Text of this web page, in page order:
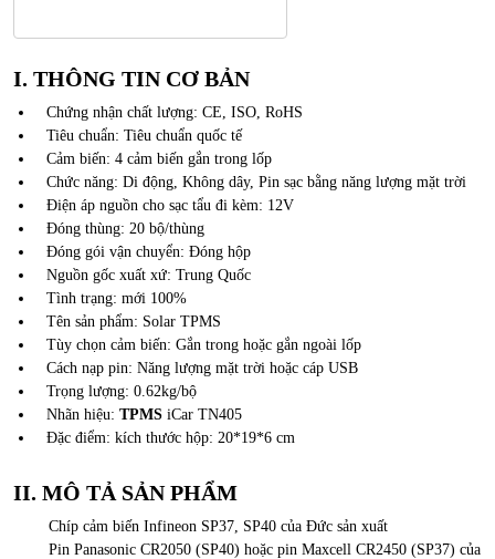
I. THÔNG TIN CƠ BẢN
Chứng nhận chất lượng: CE, ISO, RoHS
Tiêu chuẩn: Tiêu chuẩn quốc tế
Cảm biến: 4 cảm biến gắn trong lốp
Chức năng: Di động, Không dây, Pin sạc bằng năng lượng mặt trời
Điện áp nguồn cho sạc tẩu đi kèm: 12V
Đóng thùng: 20 bộ/thùng
Đóng gói vận chuyển: Đóng hộp
Nguồn gốc xuất xứ: Trung Quốc
Tình trạng: mới 100%
Tên sản phẩm: Solar TPMS
Tùy chọn cảm biến: Gắn trong hoặc gắn ngoài lốp
Cách nạp pin: Năng lượng mặt trời hoặc cáp USB
Trọng lượng: 0.62kg/bộ
Nhãn hiệu: TPMS iCar TN405
Đặc điểm: kích thước hộp: 20*19*6 cm
II. MÔ TẢ SẢN PHẨM
Chíp cảm biến Infineon SP37, SP40 của Đức sản xuất
Pin Panasonic CR2050 (SP40) hoặc pin Maxcell CR2450 (SP37) của